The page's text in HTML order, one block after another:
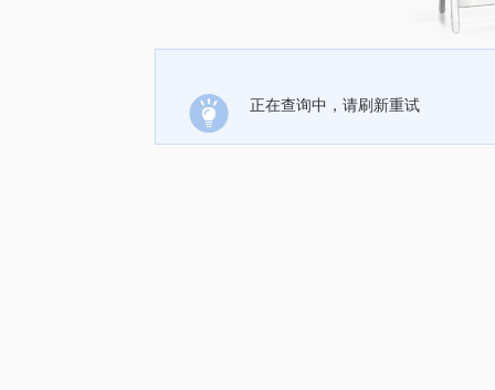
正在查询中，请刷新重试